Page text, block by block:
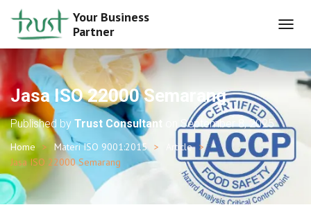
Your Business
Partner
O
G
A
V
G
A
Jasa ISO 22000 Semarang
Published by Trust Consultant onSeptember 8, 2025
Home Materi ISO 9001:2015
Article
Jasa ISO 22000 Semarang